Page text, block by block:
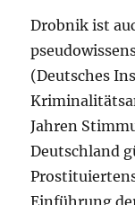
Drobnik ist
(Deutsches
Jahren
Deutschland
Einführung